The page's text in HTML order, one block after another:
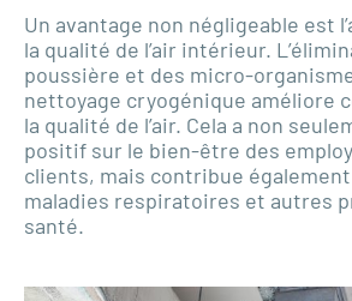
Un avantage non négligeable est
la qualité de l’air intérieur.
poussière et des micro-
nettoyage cryogénique améliore
la qualité de l’air. Cela a non
positif sur le bien-être des
clients, mais contribue
maladies respiratoires et autres
santé.